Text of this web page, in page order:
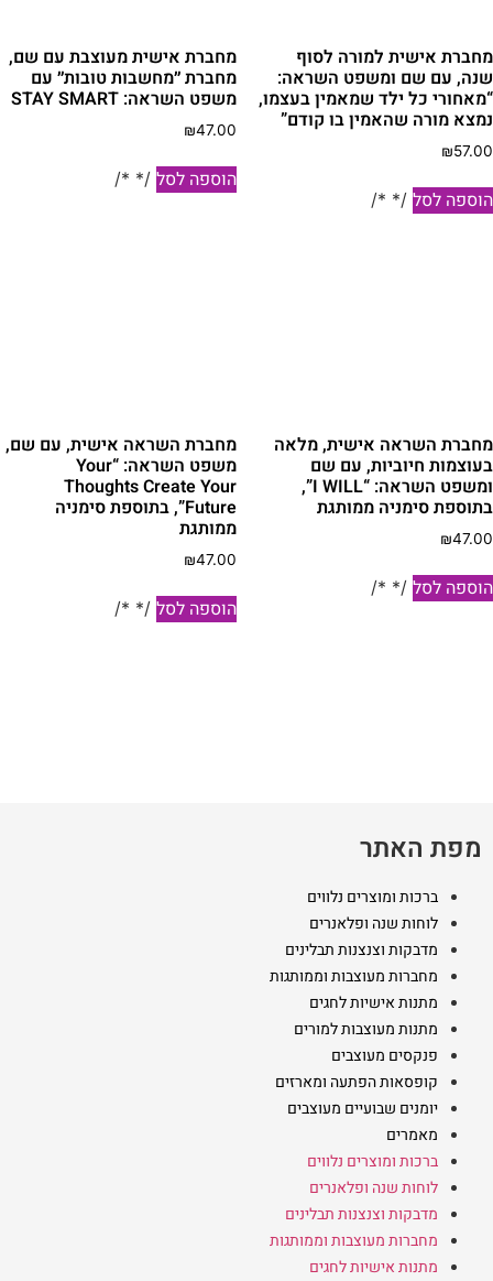
אישית למורה לסוף
עם שם ומשפט השראה:
כל ילד שמאמין בעצמו,
מורה שהאמין בו קודם”
₪
לסל /* */
מחברת אישית מעוצבת עם שם,
מחברת ״מחשבות טובות״ עם
משפט השראה: STAY SMART
₪47.00
הוספה לסל /* */
השראה אישית, מלאה
חיוביות, עם שם
ומשפט השראה: “I WILL”,
סימניה ממותגת
₪
לסל /* */
מחברת השראה אישית, עם שם,
משפט השראה: “Your
Thoughts Create Your
Future”, בתוספת סימניה
ממותגת
₪47.00
הוספה לסל /* */
מפת האתר
ברכות ומוצרים נלווים
לוחות שנה ופלאנרים
מדבקות וצנצנות תבלינים
מחברות מעוצבות וממותגות
מתנות אישיות לחגים
מתנות מעוצבות למורים
פנקסים מעוצבים
קופסאות הפתעה ומארזים
יומנים שבועיים מעוצבים
מאמרים
ברכות ומוצרים נלווים
לוחות שנה ופלאנרים
מדבקות וצנצנות תבלינים
מחברות מעוצבות וממותגות
מתנות אישיות לחגים